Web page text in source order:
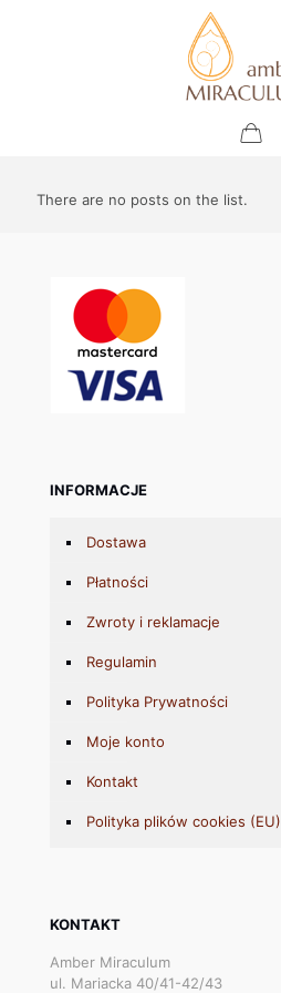
There are no posts on the list.
INFORMACJE
Dostawa
Płatności
Zwroty i reklamacje
Regulamin
Polityka Prywatności
Moje konto
Kontakt
Polityka plików cookies (EU)
KONTAKT
Amber Miraculum
ul. Mariacka 40/41-42/43